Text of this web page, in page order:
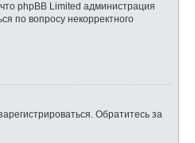
phpBB Limited администрация
по вопросу некорректного
Обратитесь за